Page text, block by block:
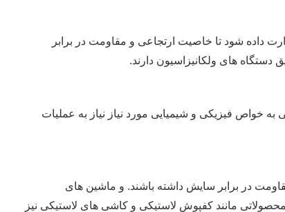
داده شود تا خاصیت ارتجاعی و مقاومت در برابر
دستگاه های ولکانیزاسیون دارند.
خواص فیزیکی و شیمیایی مورد نیاز نیاز به عملیات
در برابر سایش داشته باشند. و ماشین های
محصولاتی مانند کفپوش لاستیکی و کاشی های لاستیکی نیز